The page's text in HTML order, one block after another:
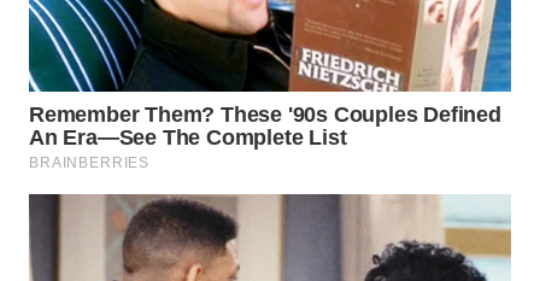
UTARA
WN
SAMOSIR
WN
PADANG